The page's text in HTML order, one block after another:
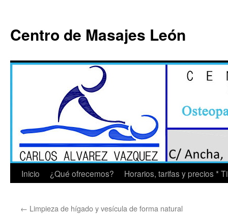
contenido
Centro de Masajes León
Inicio ¿Qué ofrecemos? Horarios, tarifas y precios *
← Limpieza de hígado y vesícula de forma natural